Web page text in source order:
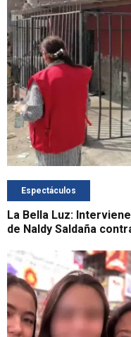
Espectáculos
La Bella Luz:
de Naldy Saldaña